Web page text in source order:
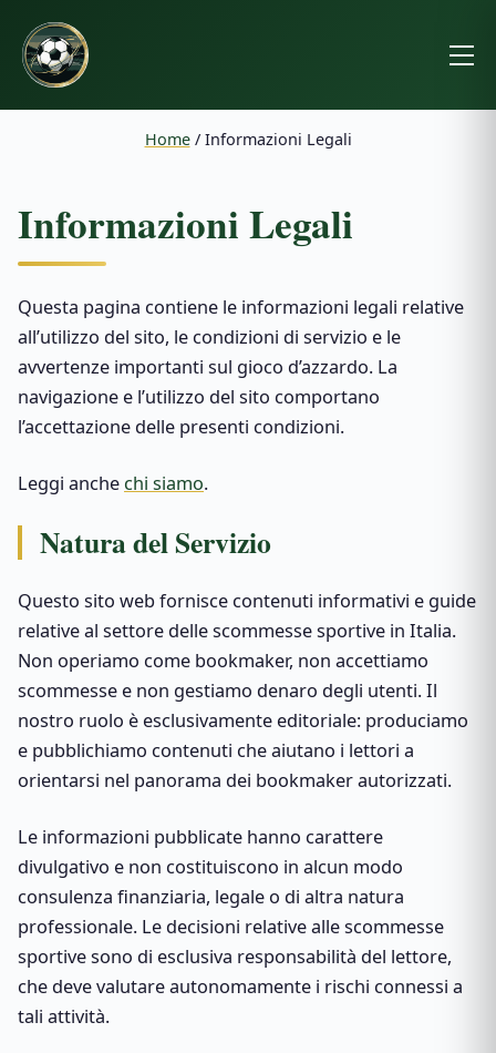
Home/ Informazioni Legali
Informazioni Legali
Questa pagina contiene le informazioni legali relative
all’utilizzo del sito, le condizioni di servizio e le
avvertenze importanti sul gioco d’azzardo. La
navigazione e l’utilizzo del sito comportano
l’accettazione delle presenti condizioni.
Leggi anche chi siamo.
Natura del Servizio
Questo sito web fornisce contenuti informativi e guide
relative al settore delle scommesse sportive in Italia.
Non operiamo come bookmaker, non accettiamo
scommesse e non gestiamo denaro degli utenti. Il
nostro ruolo è esclusivamente editoriale: produciamo
e pubblichiamo contenuti che aiutano i lettori a
orientarsi nel panorama dei bookmaker autorizzati.
Le informazioni pubblicate hanno carattere
divulgativo e non costituiscono in alcun modo
consulenza finanziaria, legale o di altra natura
professionale. Le decisioni relative alle scommesse
sportive sono di esclusiva responsabilità del lettore,
che deve valutare autonomamente i rischi connessi a
tali attività.